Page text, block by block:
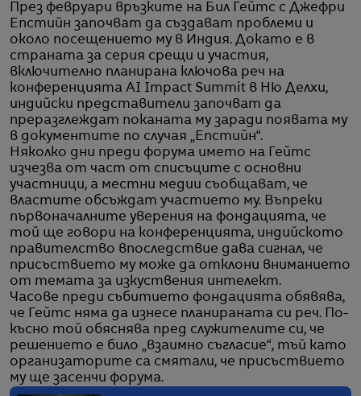
През февруари връзките на Бил Гейтс с Джефри
Епстийн започват да създават проблеми и
около посещението му в Индия. Докато е в
страната за серия срещи и участия,
включително планирана ключова реч на
конференцията AI Impact Summit в Ню Делхи,
индийски представители започват да
преразглеждат поканата му заради появата му
в документите по случая „Епстийн“.
Няколко дни преди форума името на Гейтс
изчезва от част от списъците с основни
участници, а местни медии съобщават, че
властите обсъждат участието му. Въпреки
първоначалните уверения на фондацията, че
той ще говори на конференцията, индийското
правителство впоследствие дава сигнал, че
присъствието му може да отклони вниманието
от темата за изкуствения интелект.
Часове преди събитието фондацията обявява,
че Гейтс няма да изнесе планираната си реч. По-
късно той обяснява пред служителите си, че
решението е било „взаимно съгласие“, тъй като
организаторите са смятали, че присъствието
му ще засенчи форума.